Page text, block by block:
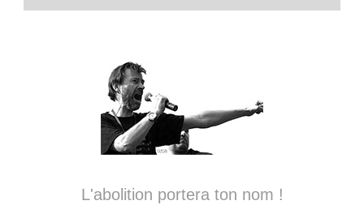
L'abolition portera ton nom !